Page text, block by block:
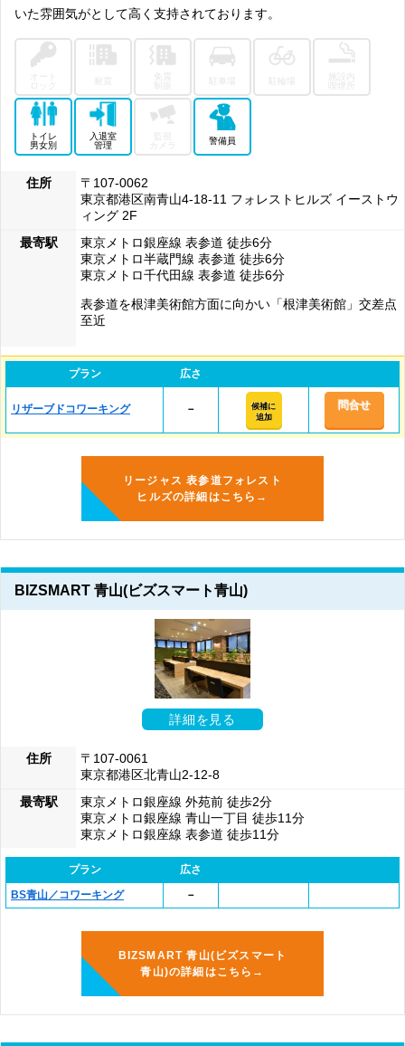
いた雰囲気がとして高く支持されております。
喫煙所
トイレ
男女別
入退室
管理
カメラ
警備員
住所
〒107-0062
東京都港区南青山4-18-11 フォレストヒルズ イーストウ
ィング 2F
最寄駅
東京メトロ銀座線 表参道 徒歩6分
東京メトロ半蔵門線 表参道 徒歩6分
東京メトロ千代田線 表参道 徒歩6分
表参道を根津美術館方面に向かい「根津美術館」交差点
至近
プラン 広さ
リザーブドコワーキング －
候補に
追加
問合せ
リージャス 表参道フォレスト
ヒルズの詳細はこちら→
BIZSMART 青山(ビズスマート青山)
詳細を見る
住所
〒107-0061
東京都港区北青山2-12-8
最寄駅
東京メトロ銀座線 外苑前 徒歩2分
東京メトロ銀座線 青山一丁目 徒歩11分
東京メトロ銀座線 表参道 徒歩11分
プラン
広さ
BS青山／コワーキング
－
BIZSMART 青山(ビズスマート
青山)の詳細はこちら→